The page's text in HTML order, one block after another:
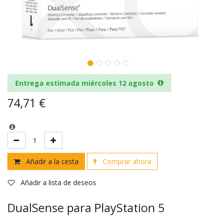
Entrega estimada miércoles 12 agosto
74,71 €
Añadir a la cesta Comprar ahora
Añadir a lista de deseos
DualSense para PlayStation 5